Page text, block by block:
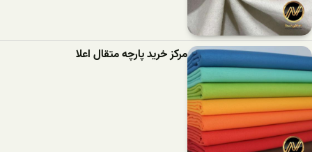
مرکز خرید پارچه متقال اعلا